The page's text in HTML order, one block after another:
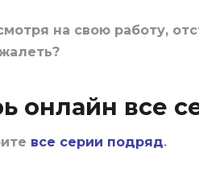
на свою работу,
онлайн все
все серии подряд.